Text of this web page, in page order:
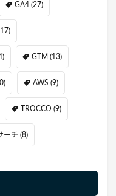
GA4 (27)
GTM (13)
AWS (9)
TROCCO (9)
ーチ (8)